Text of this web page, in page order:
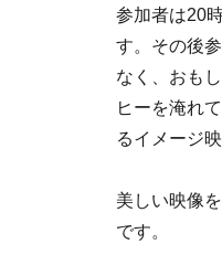
参加者は20
す。その後
なく、おも
ヒーを淹れ
るイメージ
美しい映像
です。